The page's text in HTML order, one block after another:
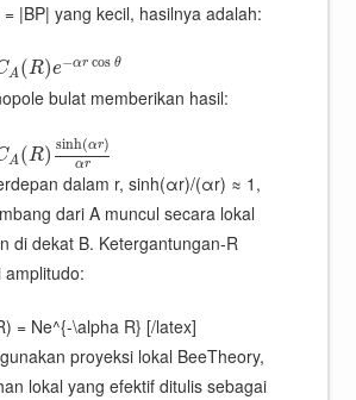
|BP| yang kecil, hasilnya adalah:
A(R)e−αr cos θ
bulat memberikan hasil:
A(R) sinh(αr)
αr
dalam r, sinh(αr)/(αr) ≈ 1,
dari A muncul secara lokal
di dekat B. Ketergantungan-R
amplitudo:
= Ne^{-\alpha R} [/latex]
proyeksi lokal BeeTheory,
lokal yang efektif ditulis sebagai